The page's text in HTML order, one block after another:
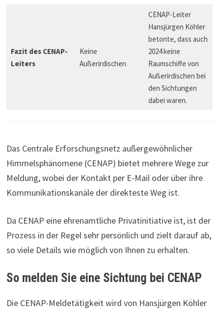
Fazit des CENAP-
Leiters
Keine
Außerirdischen
CENAP-Leiter
Hansjürgen Köhler
betonte, dass auch
2024 keine
Raumschiffe von
Außerirdischen bei
den Sichtungen
dabei waren.
Das Centrale Erforschungsnetz außergewöhnlicher
Himmelsphänomene (CENAP) bietet mehrere Wege zur
Meldung, wobei der Kontakt per E-Mail oder über ihre
Kommunikationskanäle der direkteste Weg ist.
Da CENAP eine ehrenamtliche Privatinitiative ist, ist der
Prozess in der Regel sehr persönlich und zielt darauf ab,
so viele Details wie möglich von Ihnen zu erhalten.
So melden Sie eine Sichtung bei CENAP
Die CENAP-Meldetätigkeit wird von Hansjürgen Köhler